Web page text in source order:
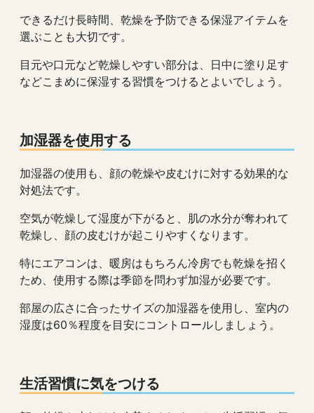
できるだけ長時間、乾燥を予防できる保湿アイテムを
選ぶことも大切です。
目元や口元など乾燥しやすい部分は、日中に塗り足す
などこまめに保湿する習慣をつけるとよいでしょう。
加湿器を使用する
加湿器の使用も、顔の乾燥や皮むけに対する効果的な
対処法です。
空気が乾燥して湿度が下がると、肌の水分が奪われて
乾燥し、顔の皮むけが起こりやすくなります。
特にエアコンは、暖房はもちろん冷房でも乾燥を招く
ため、使用する際は季節を問わず加湿が必要です。
部屋の広さに合ったサイズの加湿器を使用し、室内の
湿度は60％程度を目安にコントロールしましょう。
生活習慣に気をつける